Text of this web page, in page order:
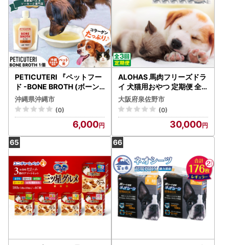
PETICUTERI 『ペットフー
ド -BONE BROTH (ボーン
ブロス)- 』 ペットフード 6
000円 BCAD027
沖縄県沖縄市
(0)
6,000
ALOHAS 馬肉フリーズドラ
イ 犬猫用おやつ 定期便 全3
回
大阪府泉佐野市
(0)
30,000